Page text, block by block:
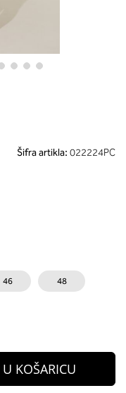
Šifra artikla: 022224PC
46 48
KOŠARICU
katera globina
meri (A, B …) – iščite v
ste ga določili s